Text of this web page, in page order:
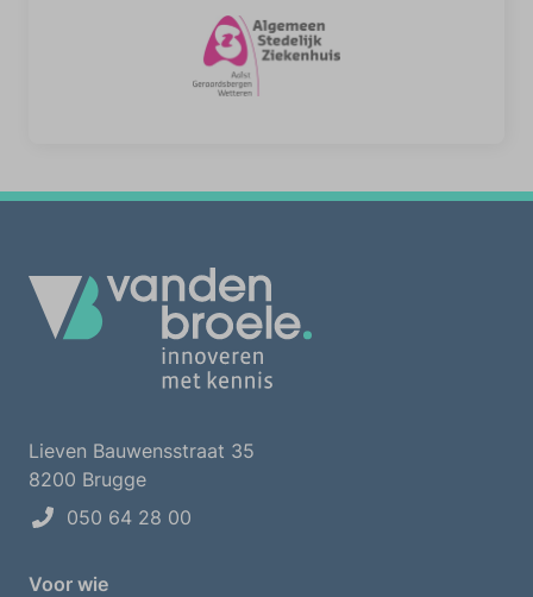
Lieven Bauwensstraat 35
8200 Brugge
050 64 28 00
Voor wie